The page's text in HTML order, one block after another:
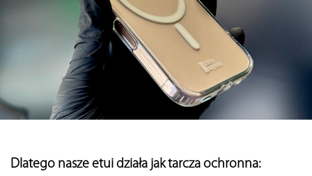
Dlatego nasze etui działa jak tarcza ochronna: